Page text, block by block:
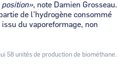
position», note Damien Grosseau.
de l’hydrogène consommé
du vaporeformage, non
58 unités de production de biométhane.